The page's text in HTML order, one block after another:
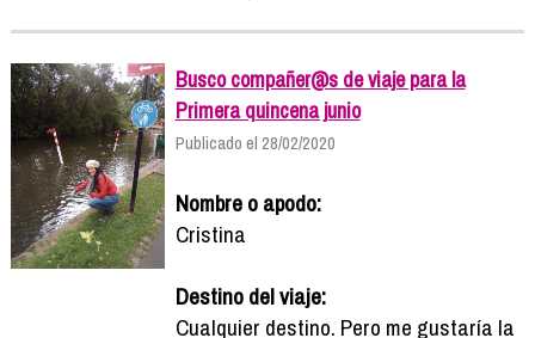
Busco compañer@s de viaje para la
Primera quincena junio
Publicado el 28/02/2020
Nombre o apodo:
Cristina
Destino del viaje:
Cualquier destino. Pero me gustaría la